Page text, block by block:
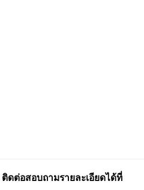
ดต่อสอบถามรายละเอียดได้ที่